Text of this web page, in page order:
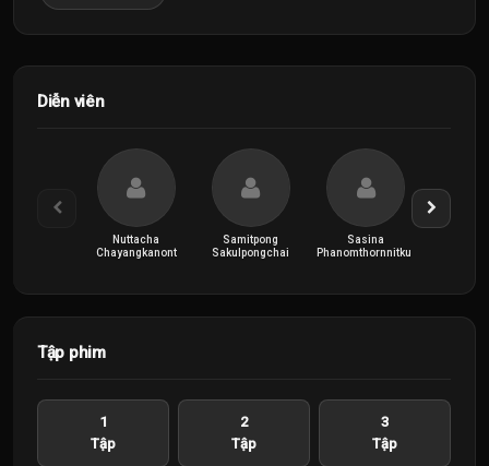
Diễn viên
Nuttacha
Chayangkanont
Samitpong
Sakulpongchai
Sasina
Phanomthornnitkul
Tập phim
1
Tập
2
Tập
3
Tập